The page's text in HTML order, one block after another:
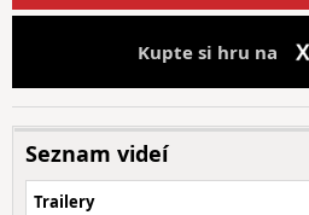
Kupte si hru na
Seznam videí
Trailery